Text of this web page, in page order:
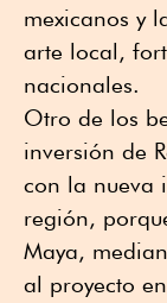
mexicanos y
arte local,
nacionales.
Otro de los
inversión de
con la nueva
región,
Maya,
al proyecto